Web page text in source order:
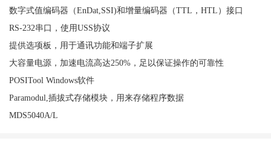
数字式值编码器（EnDat,SSI)和增量编码器（TTL，HTL）接口
RS-232串口，使用USS协议
提供选项板，用于通讯功能和端子扩展
大容量电源，加速电流高达250%，足以保证操作的可靠性
POSITool Windows软件
Paramodul,插拔式存储模块，用来存储程序数据
MDS5040A/L